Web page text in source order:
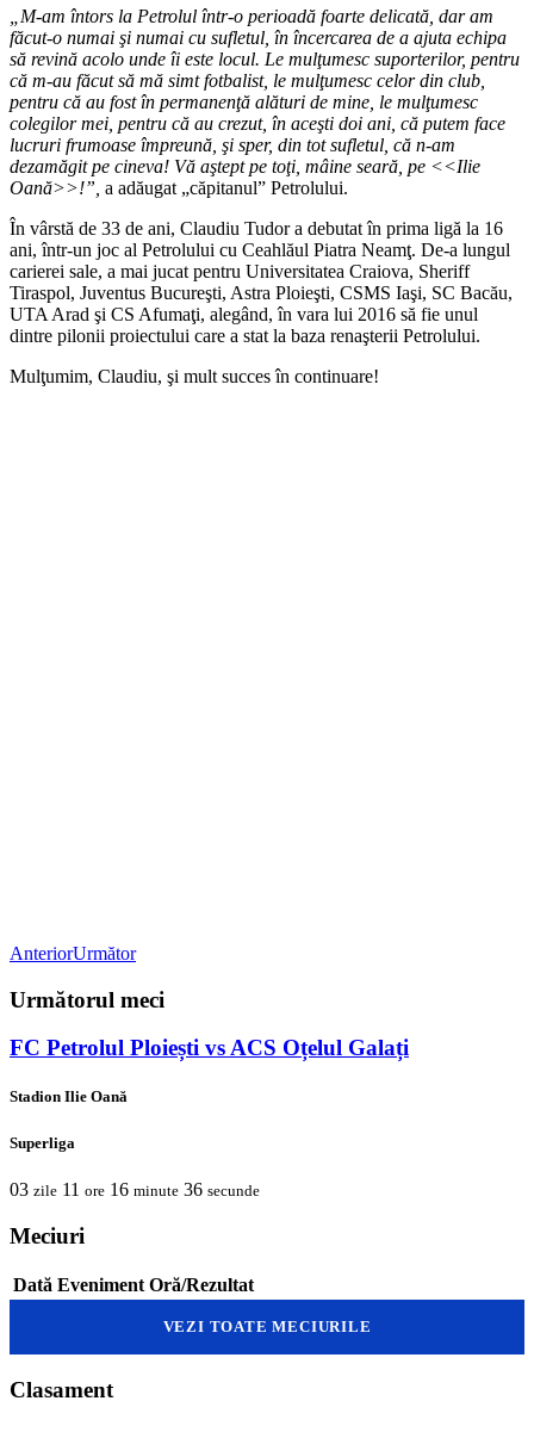
„M-am întors la Petrolul într-o perioadă foarte delicată, dar am
făcut-o numai şi numai cu sufletul, în încercarea de a ajuta echipa
să revină acolo unde îi este locul. Le mulţumesc suporterilor, pentru
că m-au făcut să mă simt fotbalist, le mulţumesc celor din club,
pentru că au fost în permanenţă alături de mine, le mulţumesc
colegilor mei, pentru că au crezut, în aceşti doi ani, că putem face
lucruri frumoase împreună, şi sper, din tot sufletul, că n-am
dezamăgit pe cineva! Vă aştept pe toţi, mâine seară, pe <<Ilie
Oană>>!”, a adăugat „căpitanul” Petrolului.
În vârstă de 33 de ani, Claudiu Tudor a debutat în prima ligă la 16
ani, într-un joc al Petrolului cu Ceahlăul Piatra Neamţ. De-a lungul
carierei sale, a mai jucat pentru Universitatea Craiova, Sheriff
Tiraspol, Juventus Bucureşti, Astra Ploieşti, CSMS Iaşi, SC Bacău,
UTA Arad şi CS Afumaţi, alegând, în vara lui 2016 să fie unul
dintre pilonii proiectului care a stat la baza renaşterii Petrolului.
Mulţumim, Claudiu, şi mult succes în continuare!
AnteriorUrmător
Următorul meci
FC Petrolul Ploiești vs ACS Oțelul Galați
Stadion Ilie Oană
Superliga
03 zile 11 ore 16 minute 36 secunde
Meciuri
Dată Eveniment Oră/Rezultat
VEZI TOATE MECIURILE
Clasament